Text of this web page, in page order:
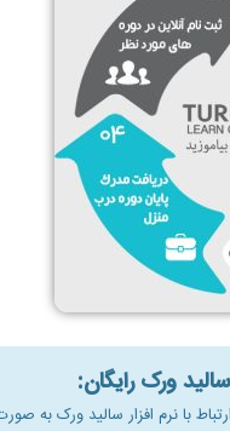
ورک رایگان:
با نرم افزار سالید ورک به